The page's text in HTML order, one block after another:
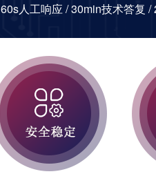
60s人工响应 / 30min技术答复 /